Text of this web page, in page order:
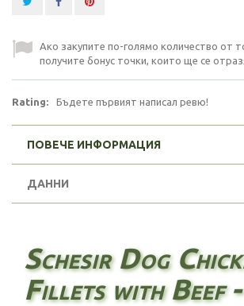
Ако закупите по-голямо количество от
получите бонус точки, които ще се
Rating: Бъдете първият написал ревю!
ПОВЕЧЕ ИНФОРМАЦИЯ
ДАННИ
Schesir Dog
Fillets with Beef -